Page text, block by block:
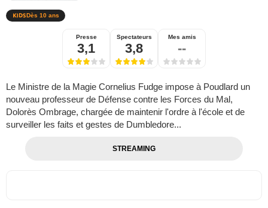
Dès 10 ans
Presse
3,1
Spectateurs
3,8
Mes amis
--
Le Ministre de la Magie Cornelius Fudge impose à Poudlard un
nouveau professeur de Défense contre les Forces du Mal,
Dolorès Ombrage, chargée de maintenir l'ordre à l'école et de
surveiller les faits et gestes de Dumbledore...
STREAMING